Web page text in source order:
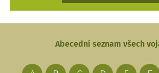
Abecední seznam všech